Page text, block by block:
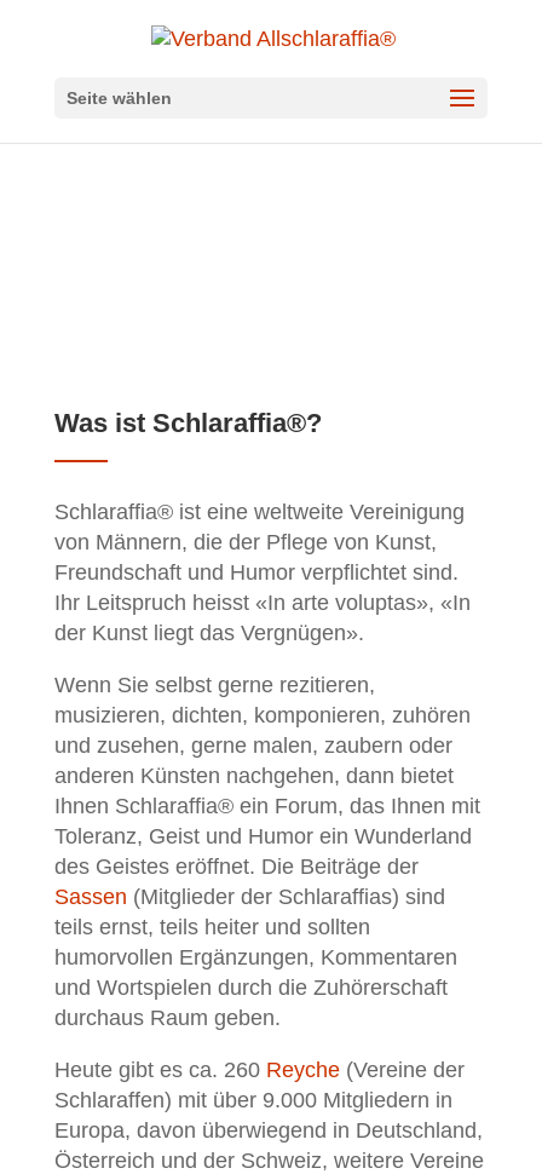
Seite wählen
Was ist Schlaraffia®?
Schlaraffia® ist eine weltweite Vereinigung
von Männern, die der Pflege von Kunst,
Freundschaft und Humor verpflichtet sind.
Ihr Leitspruch heisst «In arte voluptas», «In
der Kunst liegt das Vergnügen».
Wenn Sie selbst gerne rezitieren,
musizieren, dichten, komponieren, zuhören
und zusehen, gerne malen, zaubern oder
anderen Künsten nachgehen, dann bietet
Ihnen Schlaraffia® ein Forum, das Ihnen mit
Toleranz, Geist und Humor ein Wunderland
des Geistes eröffnet. Die Beiträge der
Sassen (Mitglieder der Schlaraffias) sind
teils ernst, teils heiter und sollten
humorvollen Ergänzungen, Kommentaren
und Wortspielen durch die Zuhörerschaft
durchaus Raum geben.
Heute gibt es ca. 260 Reyche(Vereine der
Schlaraffen) mit über 9.000 Mitgliedern in
Europa, davon überwiegend in Deutschland,
Österreich und der Schweiz, weitere Vereine